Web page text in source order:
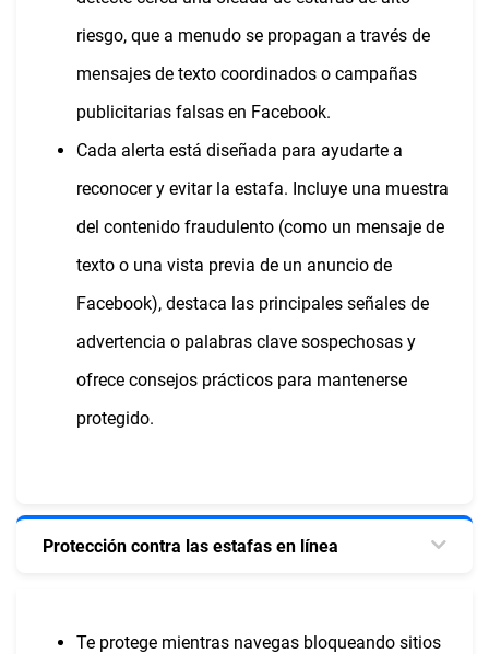
riesgo, que a menudo se propagan a través de
mensajes de texto coordinados o campañas
publicitarias falsas en Facebook.
Cada alerta está diseñada para ayudarte a
reconocer y evitar la estafa. Incluye una muestra
del contenido fraudulento (como un mensaje de
texto o una vista previa de un anuncio de
Facebook), destaca las principales señales de
advertencia o palabras clave sospechosas y
ofrece consejos prácticos para mantenerse
protegido.
Protección contra las estafas en línea
Te protege mientras navegas bloqueando sitios